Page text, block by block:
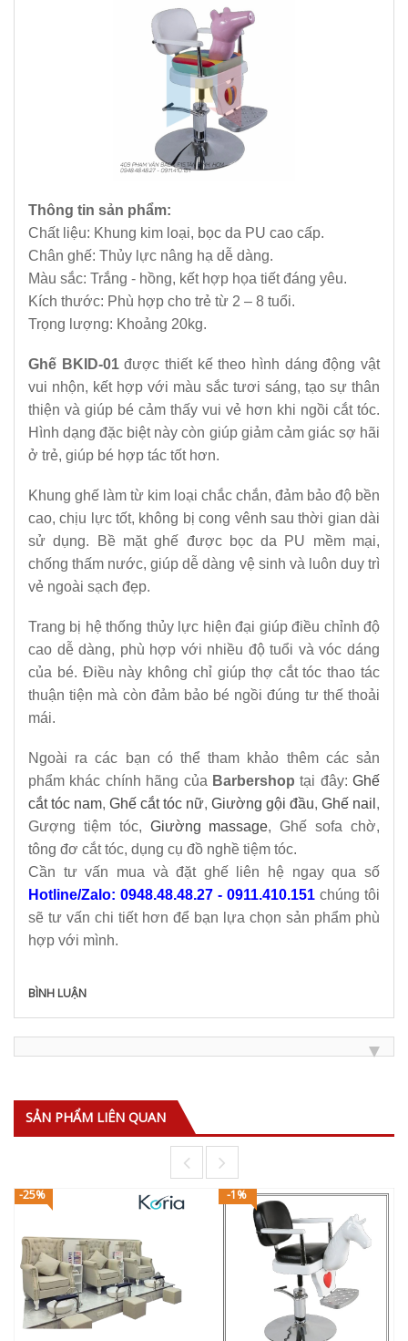
Thông tin sản phẩm:
Chất liệu: Khung kim loại, bọc da PU cao cấp.
Chân ghế: Thủy lực nâng hạ dễ dàng.
Màu sắc: Trắng - hồng, kết hợp họa tiết đáng yêu.
Kích thước: Phù hợp cho trẻ từ 2 – 8 tuổi.
Trọng lượng: Khoảng 20kg.
Ghế BKID-01được thiết kế theo hình dáng động vật
vui nhộn, kết hợp với màu sắc tươi sáng, tạo sự thân
thiện và giúp bé cảm thấy vui vẻ hơn khi ngồi cắt tóc.
Hình dạng đặc biệt này còn giúp giảm cảm giác sợ hãi
ở trẻ, giúp bé hợp tác tốt hơn.
Khung ghế làm từ kim loại chắc chắn, đảm bảo độ bền
cao, chịu lực tốt, không bị cong vênh sau thời gian dài
sử dụng. Bề mặt ghế được bọc da PU mềm mại,
chống thấm nước, giúp dễ dàng vệ sinh và luôn duy trì
vẻ ngoài sạch đẹp.
Trang bị hệ thống thủy lực hiện đại giúp điều chỉnh độ
cao dễ dàng, phù hợp với nhiều độ tuổi và vóc dáng
của bé. Điều này không chỉ giúp thợ cắt tóc thao tác
thuận tiện mà còn đảm bảo bé ngồi đúng tư thế thoải
mái.
Ngoài ra các bạn có thể tham khảo thêm các sản
phẩm khác chính hãng của Barbershoptại đây: Ghế
cắt tóc nam, Ghế cắt tóc nữ, Giường gội đầu, Ghế nail ,
Gượng tiệm tóc, Giường massage, Ghế sofa chờ,
tông đơ cắt tóc, dụng cụ đồ nghề tiệm tóc.
Cần tư vấn mua và đặt ghế liên hệ ngay qua số
Hotline/Zalo: 0948.48.48.27 - 0911.410.151 chúng tôi
sẽ tư vấn chi tiết hơn để bạn lựa chọn sản phẩm phù
hợp với mình.
BÌNH LUẬN
SẢN PHẨM LIÊN QUAN
-25% -1%